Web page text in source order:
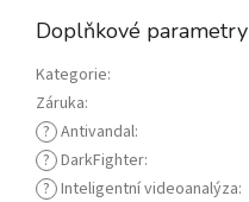
Doplňkové parametry
Kategorie:
Záruka:
? Antivandal:
? DarkFighter:
? Inteligentní videoanalýza: